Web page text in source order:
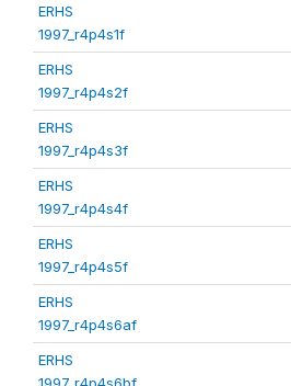
ERHS
1997_r4p4s1f
ERHS
1997_r4p4s2f
ERHS
1997_r4p4s3f
ERHS
1997_r4p4s4f
ERHS
1997_r4p4s5f
ERHS
1997_r4p4s6af
ERHS
1997_r4p4s6bf